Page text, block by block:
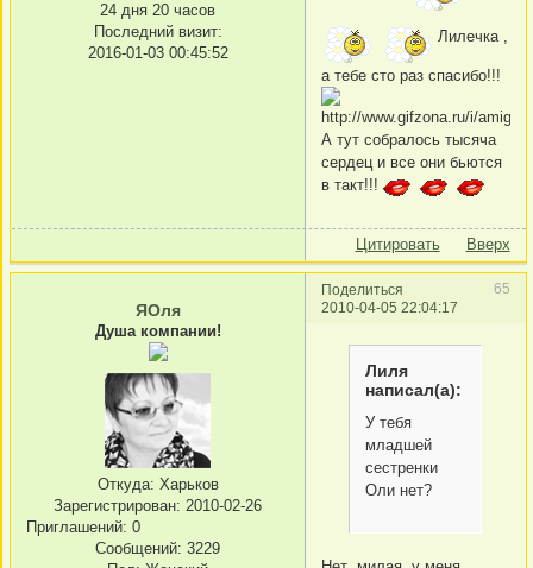
24 дня 20 часов
Последний визит:
2016-01-03 00:45:52
Лилечка ,
а тебе сто раз спасибо!!!
А тут собралось тысяча
сердец и все они бьются
в такт!!!
Цитировать Вверх
Поделиться
65
2010-04-05 22:04:17
ЯОля
Душа компании!
Откуда: Харьков
Зарегистрирован: 2010-02-26
Приглашений: 0
Сообщений: 3229
Лиля
написал(а):
У тебя
младшей
сестренки
Оли нет?